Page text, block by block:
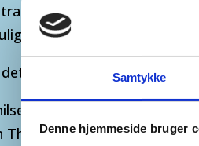
Samtykke
Denne hjemmeside bruger
i gang med at lave et
er du altid velkommen til
Thybo